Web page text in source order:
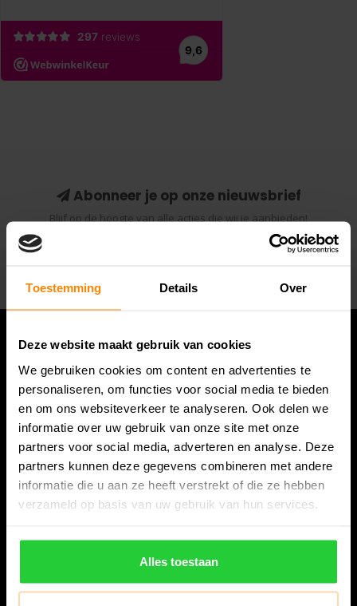
Toestemming Details Over
Deze website maakt gebruik van cookies
We gebruiken cookies om content en advertenties te
personaliseren, om functies voor social media te bieden
en om ons websiteverkeer te analyseren. Ook delen we
informatie over uw gebruik van onze site met onze
partners voor social media, adverteren en analyse. Deze
partners kunnen deze gegevens combineren met andere
informatie die u aan ze heeft verstrekt of die ze hebben
verzameld op basis van uw gebruik van hun services.
Alles toestaan
Abonneer je op onze nieuwsbrief
Blijf op de hoogte van alle acties die wij je aanbieden!
Abonneer
Bespanracket.nl is dé racketspecialist van Lelystad en
omstreken.
Snijdersstraat 6
8224 AA Lelystad
Nederland